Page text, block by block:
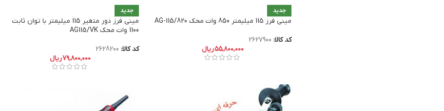
جدید
مینی فرز 115 میلیمتر 850 وات محک AG-115/820
کد کالا: 2627900
۵۵,۸۰۰,۰۰۰ریال
جدید
مینی فرز دور متغیر 115 میلیمتر با توان ثابت
1100 وات محک AG115/VK
کد کالا: 2628200
۷۹,۸۰۰,۰۰۰ریال